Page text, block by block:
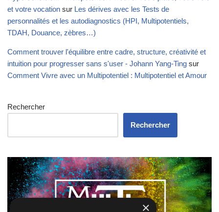
et votre vocation sur Les dérives avec les Tests de
personnalités et les autodiagnostics (HPI, Multipotentiels,
TDAH, Douance, zèbres…)
Comment trouver l'équilibre entre cadre, structure, créativité et
intuition pour progresser sans s'user - Johann Yang-Ting sur
Comment Vivre avec un Multipotentiel : Multipotentiel et Amour
Rechercher
Rechercher
×